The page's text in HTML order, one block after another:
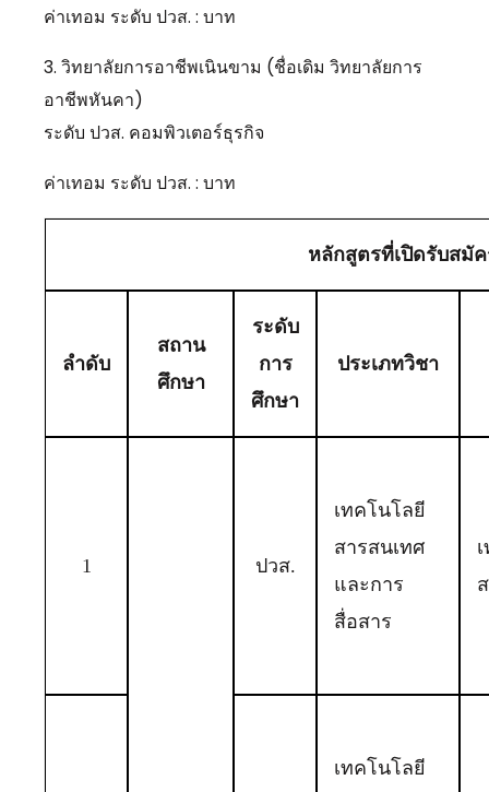
ค่าเทอม ระดับ ปวส. : บาท
3. วิทยาลัยการอาชีพเนินขาม (ชื่อเดิม วิทยาลัยการ
อาชีพหันคา)
ระดับ ปวส. คอมพิวเตอร์ธุรกิจ
ค่าเทอม ระดับ ปวส. : บาท
หลักสูตรที่เปิดรับสมั
ลำดับ
สถาน
ศึกษา
ระดับ
การ
ศึกษา
ประเภทวิชา
1 ปวส.
เทคโนโลยี
สารสนเทศ
และการ
สื่อสาร
เทคโนโลยี